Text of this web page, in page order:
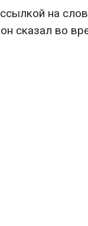
на
сказал во